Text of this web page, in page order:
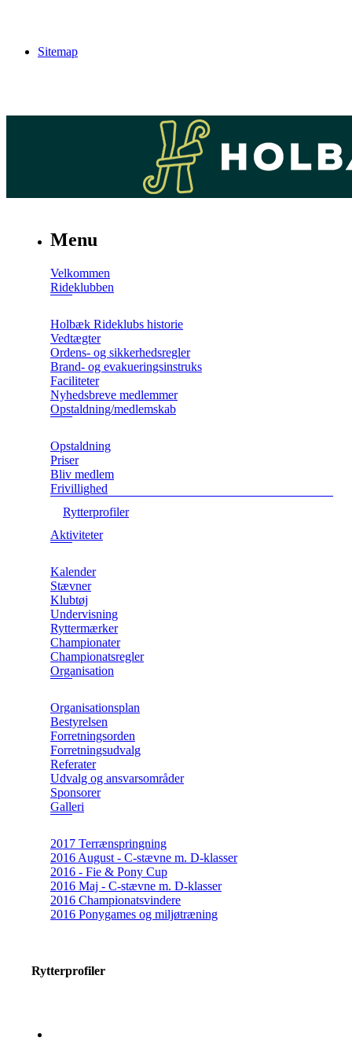
Sitemap
Menu
Velkommen
Rideklubben
Holbæk Rideklubs historie
Vedtægter
Ordens- og sikkerhedsregler
Brand- og evakueringsinstruks
Faciliteter
Nyhedsbreve medlemmer
Opstaldning/medlemskab
Opstaldning
Priser
Bliv medlem
Frivillighed
Rytterprofiler
Aktiviteter
Kalender
Stævner
Klubtøj
Undervisning
Ryttermærker
Championater
Championatsregler
Organisation
Organisationsplan
Bestyrelsen
Forretningsorden
Forretningsudvalg
Referater
Udvalg og ansvarsområder
Sponsorer
Galleri
2017 Terrænspringning
2016 August - C-stævne m. D-klasser
2016 - Fie & Pony Cup
2016 Maj - C-stævne m. D-klasser
2016 Championatsvindere
2016 Ponygames og miljøtræning
Rytterprofiler